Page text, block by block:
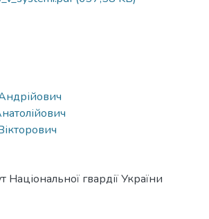
Національної гвардії України